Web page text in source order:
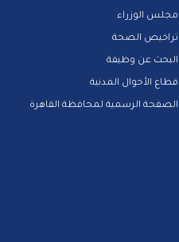
مجلس الوزراء
تراخيص الصحة
البحث عن وظيفة
قطاع الأحوال المدنية
الصفحة الرسمية لمحافظة القاهرة